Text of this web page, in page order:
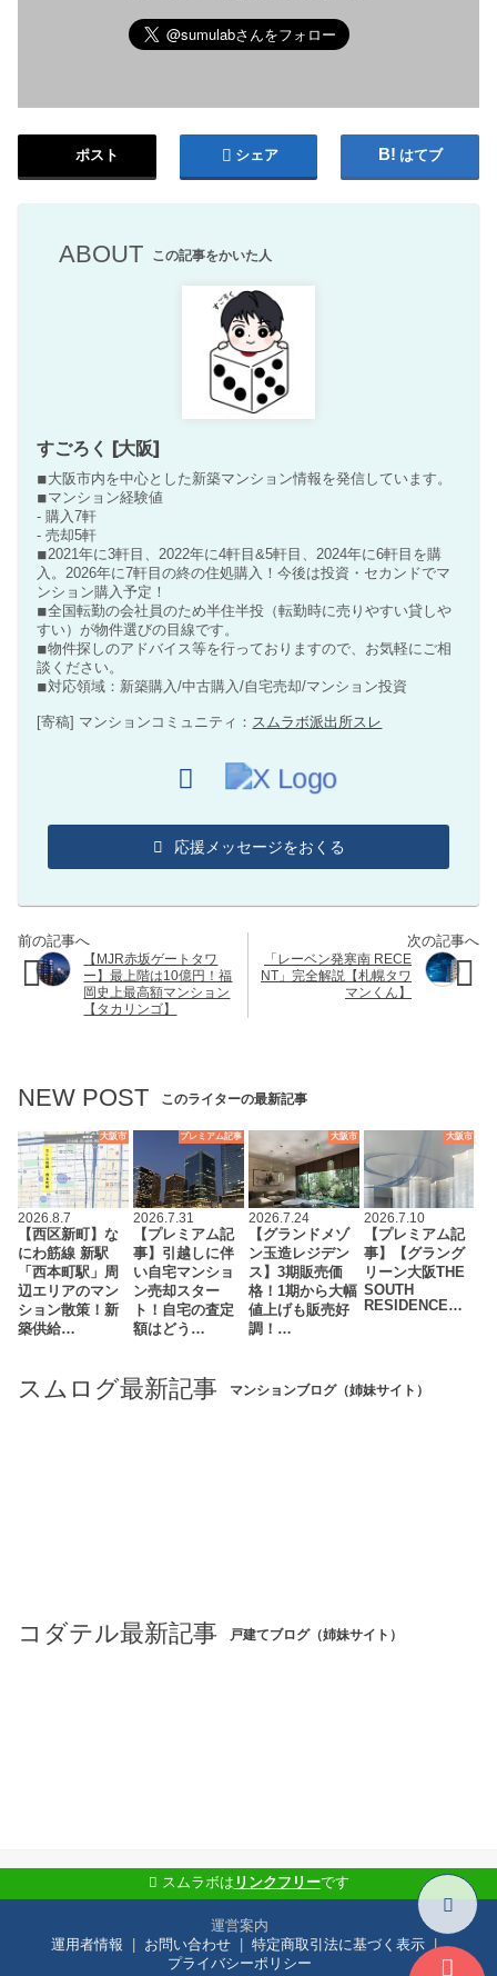
ポスト シェア はてブ
ABOUT この記事をかいた人
すごろく [大阪]
◾︎大阪市内を中心とした新築マンション情報を発信しています。
◾︎マンション経験値
- 購入7軒
- 売却5軒
◾︎2021年に3軒目、2022年に4軒目&5軒目、2024年に6軒目を購
入。2026年に7軒目の終の住処購入！今後は投資・セカンドでマ
ンション購入予定！
◾︎全国転勤の会社員のため半住半投（転勤時に売りやすい貸しや
すい）が物件選びの目線です。
◾︎物件探しのアドバイス等を行っておりますので、お気軽にご相
談ください。
◾︎対応領域：新築購入/中古購入/自宅売却/マンション投資
[寄稿] マンションコミュニティ： スムラボ派出所スレ
応援メッセージをおくる
【MJR赤坂ゲートタワ
ー】最上階は10億円！福
岡史上最高額マンション
【タカリンゴ】
「レーベン発寒南 RECE
NT」完全解説【札幌タワ
マンくん】
NEW POST このライターの最新記事
大阪市
2026.8.7
【西区新町】な
にわ筋線 新駅
「西本町駅」周
辺エリアのマン
ション散策！新
築供給…
プレミアム記事
2026.7.31
【プレミアム記
事】引越しに伴
い自宅マンショ
ン売却スター
ト！自宅の査定
額はどう…
大阪市
2026.7.24
【グランドメゾ
ン玉造レジデン
ス】3期販売価
格！1期から大幅
値上げも販売好
調！…
大阪市
2026.7.10
【プレミアム記
事】【グラング
リーン大阪THE
SOUTH
RESIDENCE…
スムログ最新記事 マンションブログ（姉妹サイト）
コダテル最新記事 戸建てブログ（姉妹サイト）
スムラボは リンクフリーです
運営案内
運用者情報
お問い合わせ
特定商取引法に基づく表示
プライバシーポリシー